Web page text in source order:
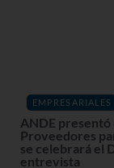
EMPRESARIALES
ANDE
Proveedores
se celebrará el
entrevista